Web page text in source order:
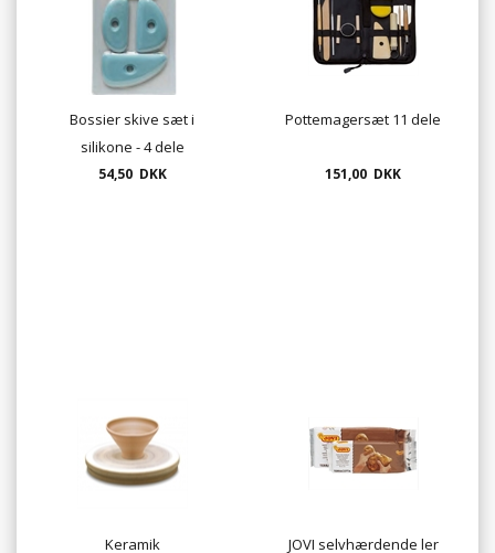
Bossier skive sæt i
silikone - 4 dele
54,50 DKK
Pottemagersæt 11 dele
151,00 DKK
Keramik JOVI selvhærdende ler